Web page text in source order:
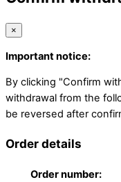
×
Important notice:
By clicking "Confirm
withdrawal from the
be reversed after
Order details
Order number: